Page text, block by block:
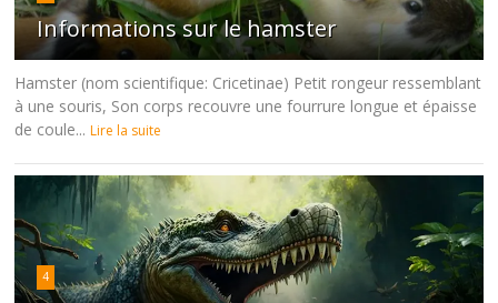
Informations sur le hamster
Hamster (nom scientifique: Cricetinae) Petit rongeur ressemblant
à une souris, Son corps recouvre une fourrure longue et épaisse
de coule... Lire la suite
4